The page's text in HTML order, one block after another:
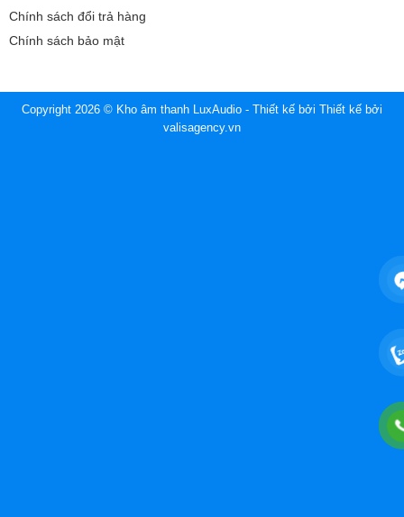
Chính sách đổi trả hàng
Chính sách bảo mật
Copyright 2026 © Kho âm thanh LuxAudio - Thiết kế bởi Thiết kế bởi
valisagency.vn